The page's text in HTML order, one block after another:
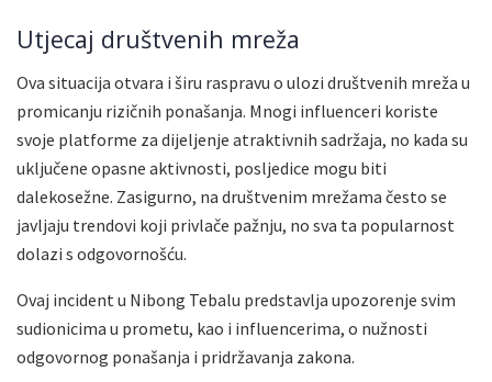
Utjecaj društvenih mreža
Ova situacija otvara i širu raspravu o ulozi društvenih mreža u
promicanju rizičnih ponašanja. Mnogi influenceri koriste
svoje platforme za dijeljenje atraktivnih sadržaja, no kada su
uključene opasne aktivnosti, posljedice mogu biti
dalekosežne. Zasigurno, na društvenim mrežama često se
javljaju trendovi koji privlače pažnju, no sva ta popularnost
dolazi s odgovornošću.
Ovaj incident u Nibong Tebalu predstavlja upozorenje svim
sudionicima u prometu, kao i influencerima, o nužnosti
odgovornog ponašanja i pridržavanja zakona.